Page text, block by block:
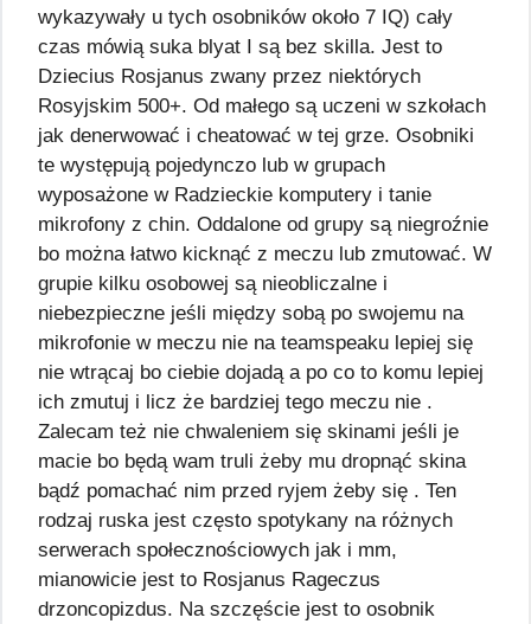
wykazywały u tych osobników około 7 IQ) cały
czas mówią suka blyat I są bez skilla. Jest to
Dziecius Rosjanus zwany przez niektórych
Rosyjskim 500+. Od małego są uczeni w szkołach
jak denerwować i cheatować w tej grze. Osobniki
te występują pojedynczo lub w grupach
wyposażone w Radzieckie komputery i tanie
mikrofony z chin. Oddalone od grupy są niegroźnie
bo można łatwo kicknąć z meczu lub zmutować. W
grupie kilku osobowej są nieobliczalne i
niebezpieczne jeśli między sobą po swojemu na
mikrofonie w meczu nie na teamspeaku lepiej się
nie wtrącaj bo ciebie dojadą a po co to komu lepiej
ich zmutuj i licz że bardziej tego meczu nie .
Zalecam też nie chwaleniem się skinami jeśli je
macie bo będą wam truli żeby mu dropnąć skina
bądź pomachać nim przed ryjem żeby się . Ten
rodzaj ruska jest często spotykany na różnych
serwerach społecznościowych jak i mm,
mianowicie jest to Rosjanus Rageczus
drzoncopizdus. Na szczęście jest to osobnik